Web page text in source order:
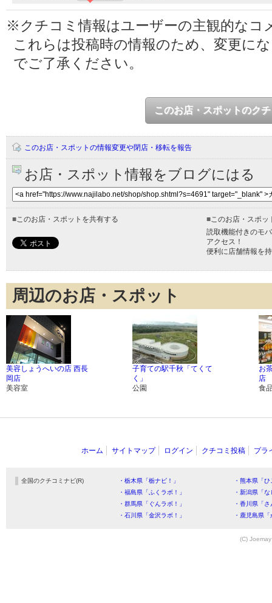
※クチコミ情報はユーザーの主観的なコ
これらは投稿時の情報のため、変更に
でご了承ください。
このお店・スポットのク
このお店・スポットの情報変更や閉店・移転を報告
お店・スポット情報をブログにはる
■このお店・スポットを共有する ■このお店・スポッ
読取機能付きのモ
アクセス！
便利に店舗情報を
周辺のお店・スポット
美容しょうへいの店 西長
岡店
美容室
子育ての駅千秋「てくて
く」
公園
お
店
食
ホーム サイトマップ ログイン クチコミ投稿 プラ
全国のクチコミナビ(R) ・栃木県「栃ナビ！」
・熊本県「
・福島県「ふくラボ！」
・新潟県「
・群馬県「ぐんラボ！」
・香川県「
・石川県「金沢ラボ！」
・鹿児島県
(C)